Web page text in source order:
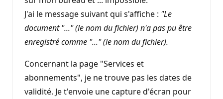
J'ai le message suivant qui s'affiche : "Le
document "..." (le nom du fichier) n'a pas pu être
enregistré comme "..." (le nom du fichier).
Concernant la page "Services et
abonnements", je ne trouve pas les dates de
validité. Je t'envoie une capture d'écran pour